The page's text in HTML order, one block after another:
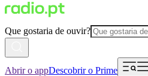
Que gostaria de ouvir?
Abrir o appDescobrir o Prime